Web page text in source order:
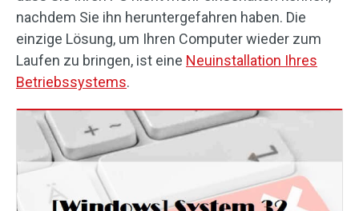
nachdem Sie ihn heruntergefahren haben. Die
einzige Lösung, um Ihren Computer wieder zum
Laufen zu bringen, ist eine Neuinstallation Ihres
Betriebssystems.